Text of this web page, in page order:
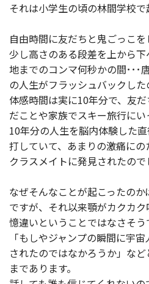
それは小学生の頃の林間学校で
自由時間に友だちと鬼ごっこ
少し高さのある段差を上から
地までのコンマ何秒かの間･･･
の人生がフラッシュバックした
体感時間は実に10年分で、友
だことや家族でスキー旅行に
10年分の人生を脳内体験した
打していて、あまりの激痛に
クラスメイトに発見されたので
なぜそんなことが起こったの
ですが、それ以来顎がカクカ
憶違いということではなさそう
「もしやジャンプの瞬間に宇
されたのではなかろうか」な
まであります。